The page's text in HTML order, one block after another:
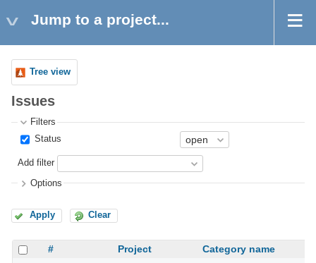
Jump to a project...
Tree view
Issues
Filters
Status
Add filter
Options
Apply Clear
# Project Category name